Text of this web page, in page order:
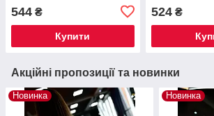
544 ₴
Купити
524₴
Акційні пропозиції та новинки
Новинка Новинка